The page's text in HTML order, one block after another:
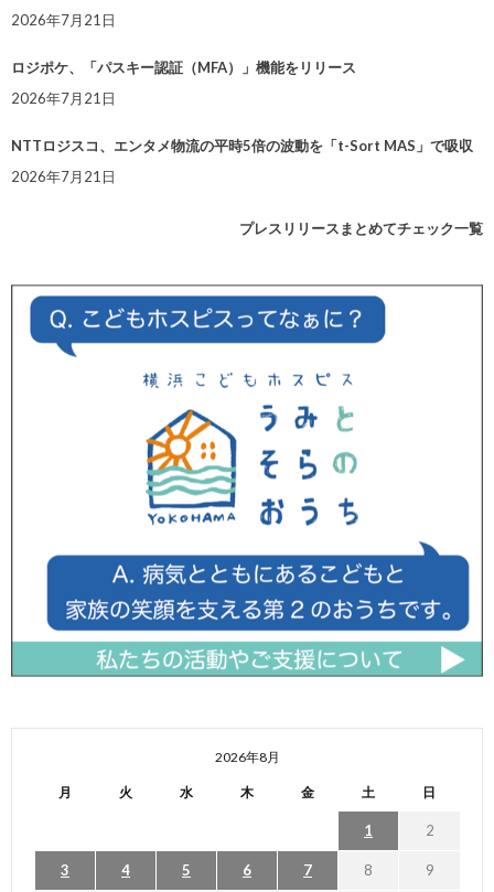
2026年7月21日
ロジポケ、「パスキー認証（MFA）」機能をリリース
2026年7月21日
NTTロジスコ、エンタメ物流の平時5倍の波動を「t-Sort MAS」で吸収
2026年7月21日
プレスリリースまとめてチェック一覧
2026年8月
月 火 水 木 金 土 日
1 2
3 4 5 6 7 8 9